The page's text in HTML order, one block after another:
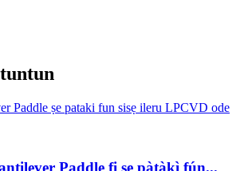
Paddle fi ṣe pàtàkì fún...